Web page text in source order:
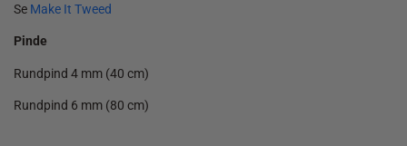
Se Make It Tweed
Pinde
Rundpind 4 mm (40 cm)
Rundpind 6 mm (80 cm)